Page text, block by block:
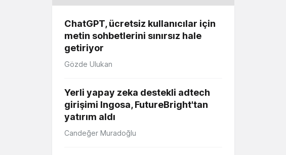
ChatGPT, ücretsiz kullanıcılar için
metin sohbetlerini sınırsız hale
getiriyor
Gözde Ulukan
Yerli yapay zeka destekli adtech
girişimi Ingosa, FutureBright'tan
yatırım aldı
Candeğer Muradoğlu